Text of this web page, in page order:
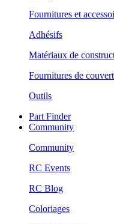
Fournitures et
Adhésifs
Matériaux de
Fournitures de
Outils
Part Finder
Community
Community
RC Events
RC Blog
Coloriages